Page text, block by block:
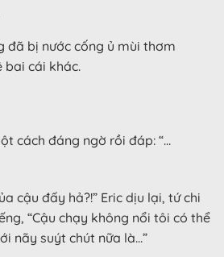
đã bị nước cống ủ mùi thơm
bai cái khác.
cách đáng ngờ rồi đáp: “…
cậu đấy hả?!” Eric dịu lại, tứ chi
“Cậu chạy không nổi tôi có thể
nãy suýt chút nữa là…”